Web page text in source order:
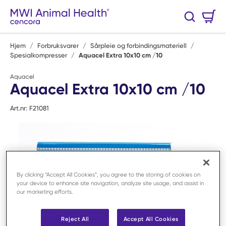
Hopp til hovedinnhold
Søk
Hjem / Forbruksvarer / Sårpleie og forbindingsmateriell
/
Spesialkompresser / Aquacel Extra 10x10 cm /10
Aquacel
Aquacel Extra 10x10 cm /10
Art.nr: F21081
By clicking “Accept All Cookies”, you agree to the storing of cookies on
your device to enhance site navigation, analyze site usage, and assist in
our marketing efforts.
Reject All Accept All Cookies